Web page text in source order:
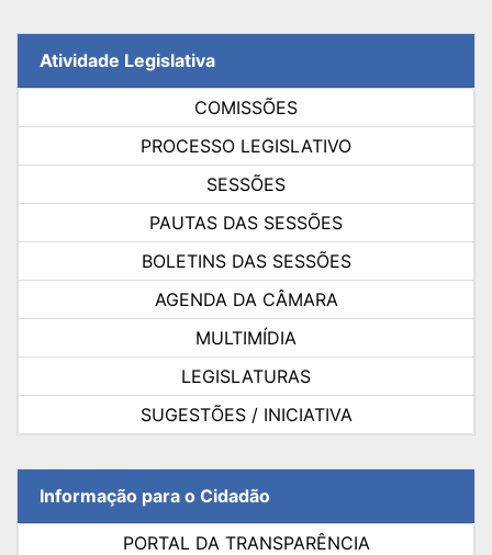
Atividade Legislativa
COMISSÕES
PROCESSO LEGISLATIVO
SESSÕES
PAUTAS DAS SESSÕES
BOLETINS DAS SESSÕES
AGENDA DA CÂMARA
MULTIMÍDIA
LEGISLATURAS
SUGESTÕES / INICIATIVA
Informação para o Cidadão
PORTAL DA TRANSPARÊNCIA